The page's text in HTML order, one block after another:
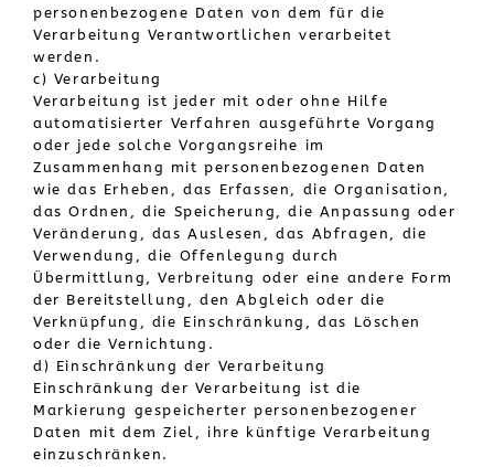
personenbezogene Daten von dem für die
Verarbeitung Verantwortlichen verarbeitet
werden.
c) Verarbeitung
Verarbeitung ist jeder mit oder ohne Hilfe
automatisierter Verfahren ausgeführte Vorgang
oder jede solche Vorgangsreihe im
Zusammenhang mit personenbezogenen Daten
wie das Erheben, das Erfassen, die Organisation,
das Ordnen, die Speicherung, die Anpassung oder
Veränderung, das Auslesen, das Abfragen, die
Verwendung, die Offenlegung durch
Übermittlung, Verbreitung oder eine andere Form
der Bereitstellung, den Abgleich oder die
Verknüpfung, die Einschränkung, das Löschen
oder die Vernichtung.
d) Einschränkung der Verarbeitung
Einschränkung der Verarbeitung ist die
Markierung gespeicherter personenbezogener
Daten mit dem Ziel, ihre künftige Verarbeitung
einzuschränken.